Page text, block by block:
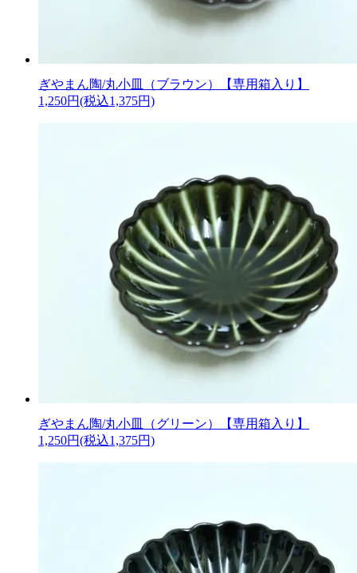
ぎやまん陶/丸小皿（ブラウン）【専用箱入り】
1,250円(税込1,375円)
ぎやまん陶/丸小皿（グリーン）【専用箱入り】
1,250円(税込1,375円)